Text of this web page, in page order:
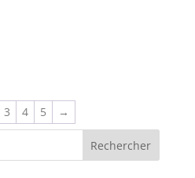
3 4 5 →